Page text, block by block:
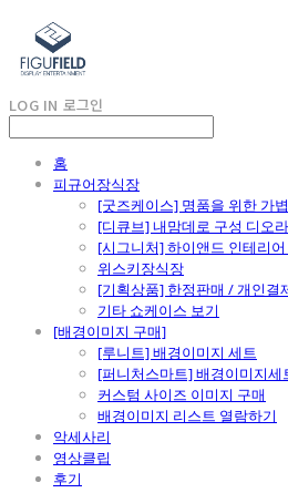
LOG IN 로그인
홈
피규어장식장
[굿즈케이스] 명품을 위한 가
[디큐브] 내맘데로 구성 디오
[시그니처] 하이앤드 인테리
위스키장식장
[기획상품] 한정판매 / 개인결
기타 쇼케이스 보기
[배경이미지 구매]
[루니트] 배경이미지 세트
[퍼니처스마트] 배경이미지세
커스텀 사이즈 이미지 구매
배경이미지 리스트 열람하기
악세사리
영상클립
후기